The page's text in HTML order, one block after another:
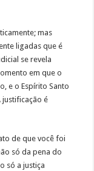
mas
ligadas que é
se revela
em que o
e o Espírito Santo
justificação é
de que você foi
só da pena do
só a justiça